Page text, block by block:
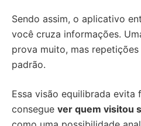
Sendo assim, o aplicativo
você cruza informações.
prova muito, mas
padrão.
Essa visão equilibrada evita
consegue ver quem visitou